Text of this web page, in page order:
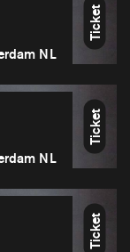
NL
Ticket
NL
Ticket
Ticket